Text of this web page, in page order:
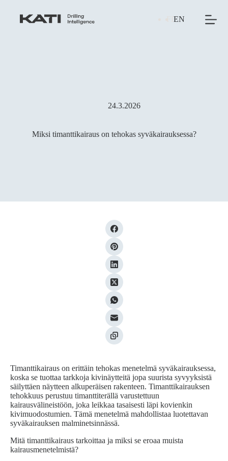
content
EN
24.3.2026
Miksi timanttikairaus on tehokas syväkairauksessa?
Timanttikairaus on erittäin tehokas menetelmä syväkairauksessa,
koska se tuottaa tarkkoja kivinäytteitä jopa suurista syvyyksistä
säilyttäen näytteen alkuperäisen rakenteen. Timanttikairauksen
tehokkuus perustuu timanttiterällä varustettuun
kairausvälineistöön, joka leikkaa tasaisesti läpi kovienkin
kivimuodostumien. Tämä menetelmä mahdollistaa luotettavan
syväkairauksen malminetsinnässä.
Mitä timanttikairaus tarkoittaa ja miksi se eroaa muista
kairausmenetelmistä?